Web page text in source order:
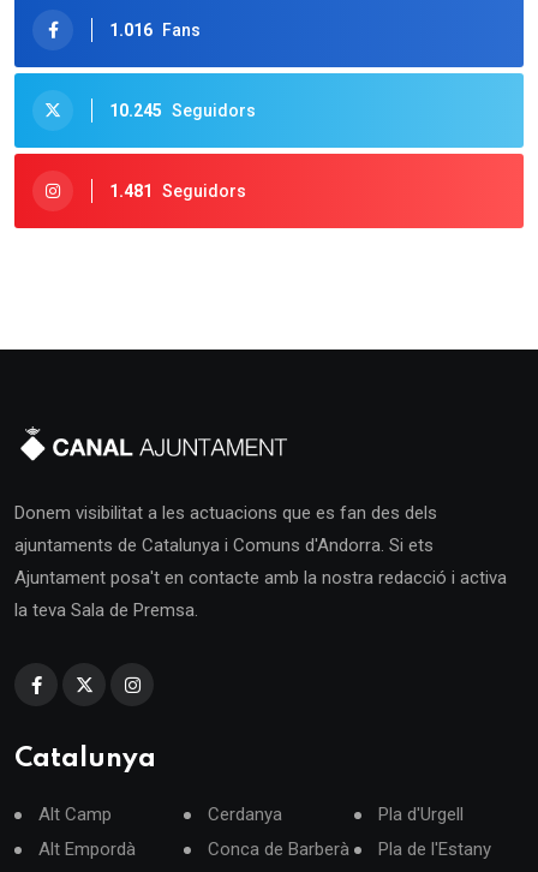
1.016 Fans
10.245 Seguidors
1.481 Seguidors
Donem visibilitat a les actuacions que es fan des dels
ajuntaments de Catalunya i Comuns d'Andorra. Si ets
Ajuntament posa't en contacte amb la nostra redacció i activa
la teva Sala de Premsa.
Catalunya
Alt Camp
Alt Empordà
Cerdanya
Conca de Barberà
Pla d'Urgell
Pla de l'Estany